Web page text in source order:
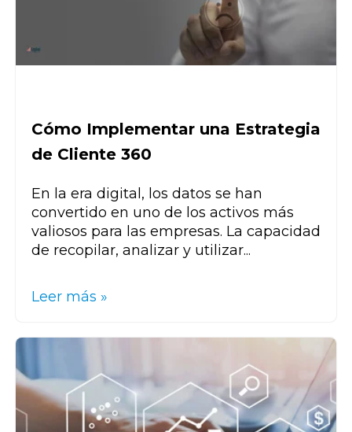
Cómo Implementar una Estrategia
de Cliente 360
En la era digital, los datos se han
convertido en uno de los activos más
valiosos para las empresas. La capacidad
de recopilar, analizar y utilizar...
Leer más »